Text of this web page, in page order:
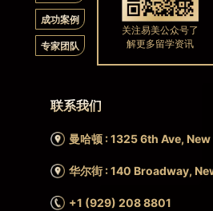
成功案例
专家团队
联系我们
曼哈顿 : 1325 6th Ave,
华尔街 : 140 Broadway,
+1 (929) 208 8801
关注易美公众号了
解更多留学资讯